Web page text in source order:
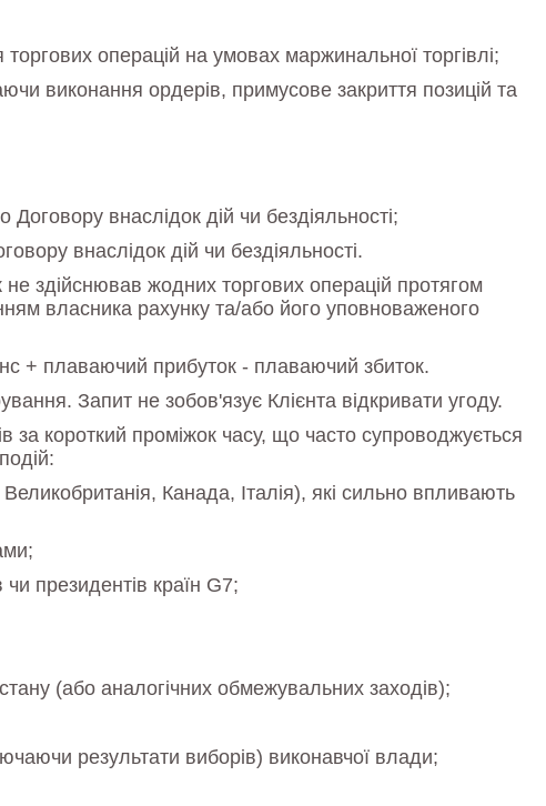
операцій на умовах маржинальної торгівлі;
виконання ордерів, примусове закриття позицій та
внаслідок дій чи бездіяльності;
внаслідок дій чи бездіяльності.
здійснював жодних торгових операцій протягом
власника рахунку та/або його уповноваженого
+ плаваючий прибуток - плаваючий збиток.
Запит не зобов'язує Клієнта відкривати угоду.
короткий проміжок часу, що часто супроводжується
Канада, Італія), які сильно впливають
чи президентів країн G7;
(або аналогічних обмежувальних заходів);
результати виборів) виконавчої влади;